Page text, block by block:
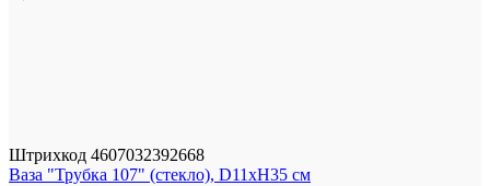
Штрихкод 4607032392668
Ваза "Трубка 107" (стекло), D11xH35 см